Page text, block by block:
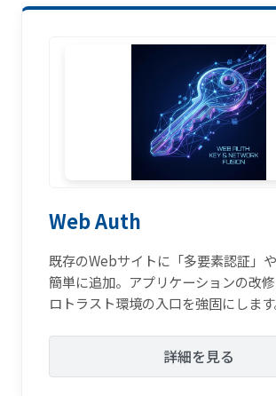
Web Auth
既存のWebサイトに「多要素認証」
簡単に追加。アプリケーションの改
ロトラスト環境の入口を強固にします
詳細を見る